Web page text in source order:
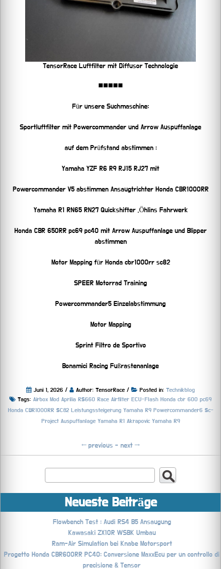
TensorRace Luftfilter mit Diffusor Technologie
■■■■■
Für unsere Suchmaschine:
Sportluftfilter mit Powercommander und Arrow Auspuffanlage
auf dem Prüfstand abstimmen :
Yamaha YZF R6 R9 RJ15 RJ27 mit
Powercommander V5 abstimmen Ansaugtrichter Honda CBR1000RR
Yamaha R1 RN65 RN27 Quickshifter ,Öhlins Fahrwerk
Honda CBR 650RR pc69 pc40 mit Arrow Auspuffanlage und Blipper
abstimmen
Motor Mapping für Honda cbr1000rr sc82
SPEER Motorrad Training
Powercommander5 Einzelabstimmung
Motor Mapping
Sprint Filtro de Sportivo
Bonamici Racing Fußrastenanlage
Juni 1, 2026 / Author: TensorRace / Posted in: Technikblog
Tags: Airbox Mod Aprilia RS660 Race Airfilter ECU-Flash Honda cbr 600 pc69
Honda CBR1000RR SC82 Leistungssteigerung Yamaha R9 Powercommander6 Sc-
Project Auspuffanlage Yamaha R1 Akrapovic Yamaha R9
← previous - next →
Neueste Beiträge
Flowbench Test : Audi RS4 B5 Ansaugung
Kawasaki ZX10R WSBK Umbau
Ram-Air Simulation bei Knabe Motorsport
Progetto Honda CBR600RR PC40: Conversione MaxxEcu per un controllo di
precisione & Tensor